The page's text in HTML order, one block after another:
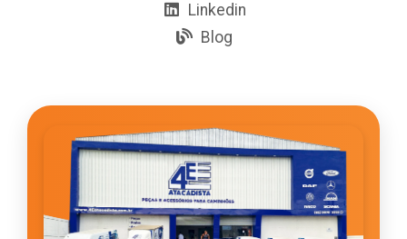
Linkedin
Blog